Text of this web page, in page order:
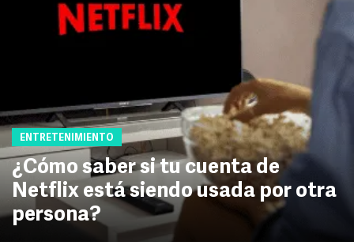
ENTRETENIMIENTO
¿Cómo saber si tu cuenta de
Netflix está siendo usada por otra
persona?